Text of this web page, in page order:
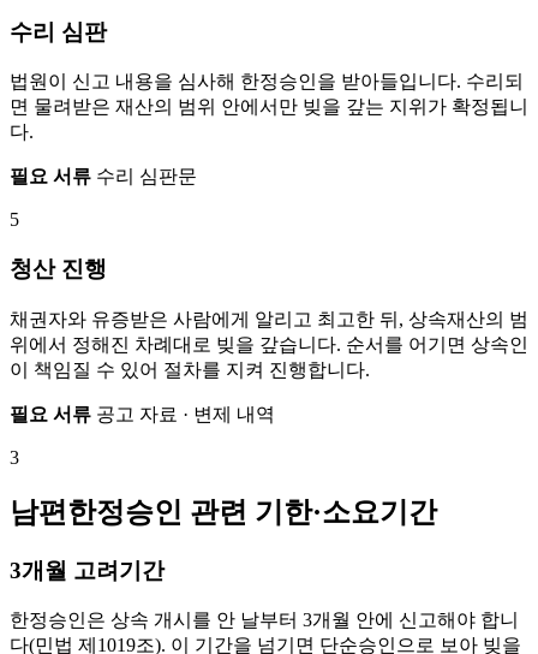
수리 심판
법원이 신고 내용을 심사해 한정승인을 받아들입니다. 수리되
면 물려받은 재산의 범위 안에서만 빚을 갚는 지위가 확정됩니
다.
필요 서류 수리 심판문
5
청산 진행
채권자와 유증받은 사람에게 알리고 최고한 뒤, 상속재산의 범
위에서 정해진 차례대로 빚을 갚습니다. 순서를 어기면 상속인
이 책임질 수 있어 절차를 지켜 진행합니다.
필요 서류 공고 자료 · 변제 내역
3
남편한정승인 관련 기한·소요기간
3개월 고려기간
한정승인은 상속 개시를 안 날부터 3개월 안에 신고해야 합니
다(민법 제1019조). 이 기간을 넘기면 단순승인으로 보아 빚을